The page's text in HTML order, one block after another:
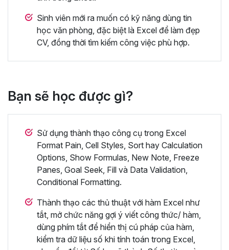
Sinh viên mới ra muốn có kỹ năng dùng tin
học văn phòng, đặc biệt là Excel để làm đẹp
CV, đồng thời tìm kiếm công việc phù hợp.
Bạn sẽ học được gì?
Sử dụng thành thạo công cụ trong Excel
Format Pain, Cell Styles, Sort hay Calculation
Options, Show Formulas, New Note, Freeze
Panes, Goal Seek, Fill và Data Validation,
Conditional Formatting.
Thành thạo các thủ thuật với hàm Excel như
tắt, mở chức năng gợi ý viết công thức/ hàm,
dùng phím tắt để hiển thị cú pháp của hàm,
kiểm tra dữ liệu số khi tính toán trong Excel,